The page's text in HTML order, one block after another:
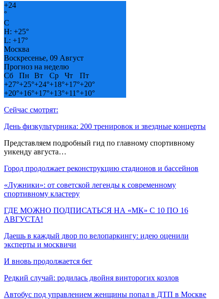
+24
°
C
H: +25°
L: +17°
Москва
Воскресенье, 09 Август
Прогноз на неделю
Сб
Пн Вт Ср Чт
Пт
+27°+25°+24°+18°+17°+20°
+20°+16°+17°+13°+11°+10°
Сейчас смотрят:
День физкультурника: 200 тренировок и звездные концерты
Представляем подробный гид по главному спортивному
уикенду августа…
Город продолжает реконструкцию стадионов и бассейнов
«Лужники»: от советской легенды к современному
спортивному кластеру
ГДЕ МОЖНО ПОДПИСАТЬСЯ НА «МК» С 10 ПО 16
АВГУСТА!
Даешь в каждый двор по велопаркингу: идею оценили
эксперты и москвичи
И вновь продолжается бег
Редкий случай: родилась двойня винторогих козлов
Автобус под управлением женщины попал в ДТП в Москве